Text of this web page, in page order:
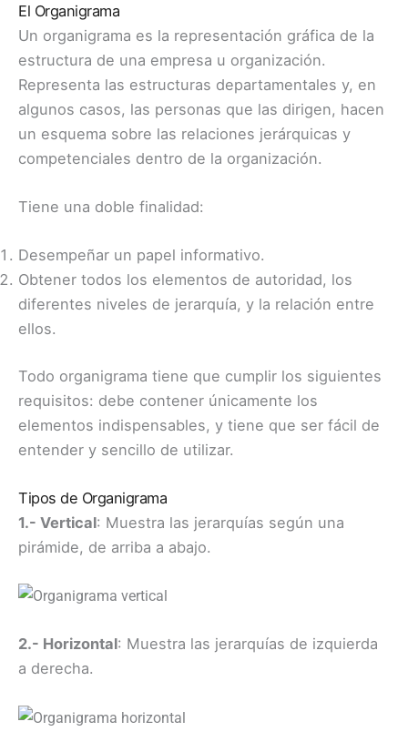
El Organigrama
Un organigrama es la representación gráfica de la
estructura de una empresa u organización.
Representa las estructuras departamentales y, en
algunos casos, las personas que las dirigen, hacen
un esquema sobre las relaciones jerárquicas y
competenciales dentro de la organización.
Tiene una doble finalidad:
Desempeñar un papel informativo.
Obtener todos los elementos de autoridad, los
diferentes niveles de jerarquía, y la relación entre
ellos.
Todo organigrama tiene que cumplir los siguientes
requisitos: debe contener únicamente los
elementos indispensables, y tiene que ser fácil de
entender y sencillo de utilizar.
Tipos de Organigrama
1.- Vertical: Muestra las jerarquías según una
pirámide, de arriba a abajo.
2.- Horizontal: Muestra las jerarquías de izquierda
a derecha.